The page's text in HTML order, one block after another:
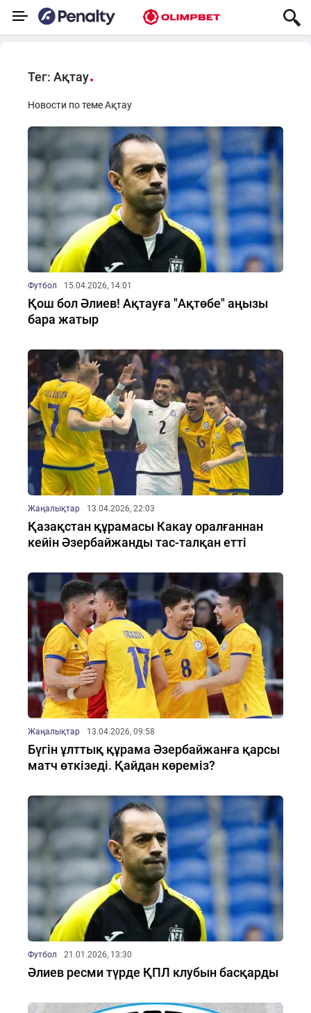
Тег: Ақтау
Новости по теме Ақтау
Футбол 15.04.2026, 14:01
Қош бол Әлиев! Ақтауға "Ақтөбе" аңызы
бара жатыр
Жаңалықтар 13.04.2026, 22:03
Қазақстан құрамасы Какау оралғаннан
кейін Әзербайжанды тас-талқан етті
Жаңалықтар 13.04.2026, 09:58
Бүгін ұлттық құрама Әзербайжанға қарсы
матч өткізеді. Қайдан көреміз?
Футбол 21.01.2026, 13:30
Әлиев ресми түрде ҚПЛ клубын басқарды